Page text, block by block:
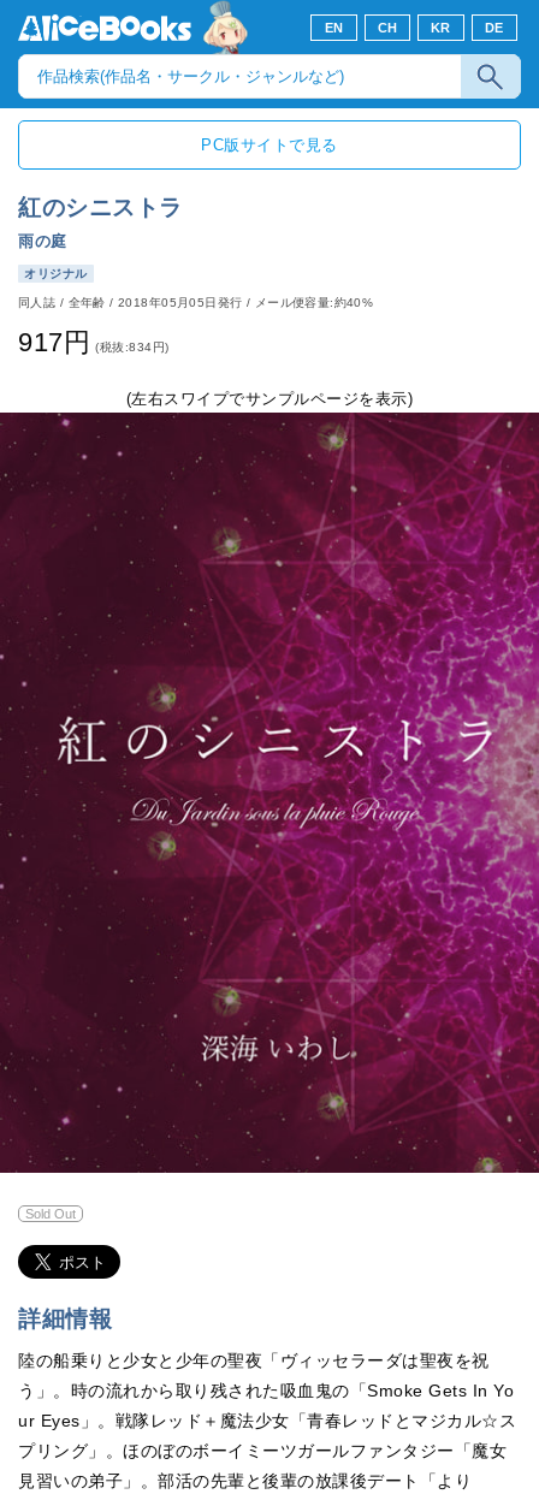
EN CH KR DE
PC版サイトで見る
紅のシニストラ
雨の庭
オリジナル
同人誌 / 全年齢/2018年05月05日発行 / メール便容量:約40%
917円 (税抜:834円)
(左右スワイプでサンプルページを表示)
Sold Out
詳細情報
陸の船乗りと少女と少年の聖夜「ヴィッセラーダは聖夜を祝
う」。時の流れから取り残された吸血鬼の「Smoke Gets In Yo
ur Eyes」。戦隊レッド＋魔法少女「青春レッドとマジカル☆ス
プリング」。ほのぼのボーイミーツガールファンタジー「魔女
見習いの弟子」。部活の先輩と後輩の放課後デート「より